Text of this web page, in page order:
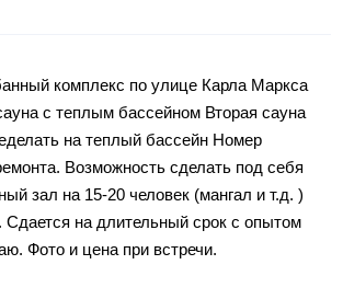
комплекс по улице Карла Маркса
с теплым бассейном Вторая сауна
на теплый бассейн Номер
Возможность сделать под себя
зал на 15-20 человек (мангал и т.д. )
Сдается на длительный срок с опытом
Фото и цена при встречи.